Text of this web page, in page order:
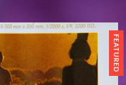
FEATURED